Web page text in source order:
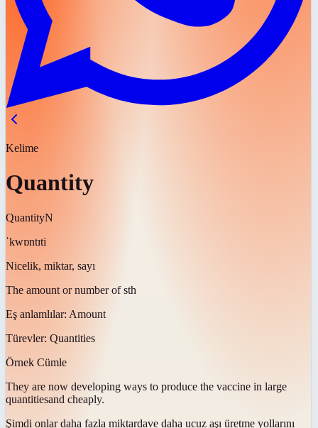
Kelime
Quantity
QuantityN
ˈkwɒntɪti
Nicelik, miktar, sayı
The amount or number of sth
Eş anlamlılar: Amount
Türevler: Quantities
Örnek Cümle
They are now developing ways to produce the vaccine in large
quantitiesand cheaply.
Şimdi onlar daha fazla miktardave daha ucuz aşı üretme yollarını